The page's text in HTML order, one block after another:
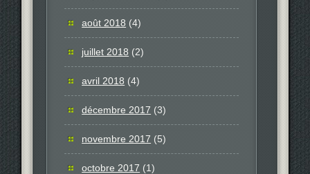
août 2018 (4)
juillet 2018 (2)
avril 2018 (4)
décembre 2017 (3)
novembre 2017 (5)
octobre 2017 (1)